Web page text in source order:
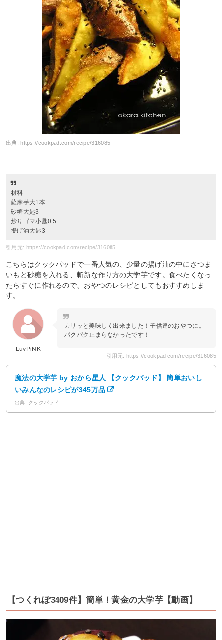
出典: https://cookpad.com/recipe/316085
材料
薩摩芋大1本
砂糖大匙3
炒りゴマ小匙0.5
揚げ油大匙3
引用元: https://cookpad.com/recipe/316085
こちらはクックパッドで一番人気の、少量の揚げ油の中にさつま
いもと砂糖を入れる、斬新な作り方の大学芋です。食べたくなっ
たらすぐに作れるので、おやつのレシピとしてもおすすめしま
す。
LuvPiNK
カリッと美味しく出来ました！子供達のおやつに。
パクパク止まらなかったです！
引用元: https://cookpad.com/recipe/316085
魔法の大学芋 by おから星人 【クックパッド】 簡単おいし
いみんなのレシピが345万品
出典: クックパッド
【つくれぽ3409件】簡単！黄金の大学芋【動画】